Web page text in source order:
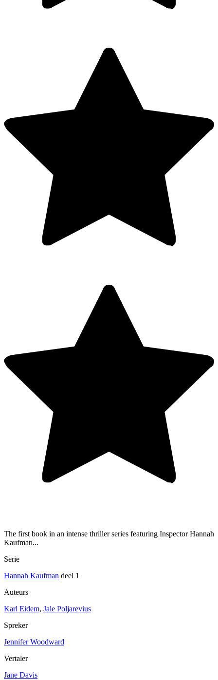
The first book in an intense thriller series featuring Inspector Hannah
Kaufman...
Serie
Hannah Kaufman deel 1
Auteurs
Karl Eidem, Jale Poljarevius
Spreker
Jennifer Woodward
Vertaler
Jane Davis